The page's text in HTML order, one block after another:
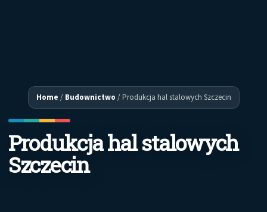
Home / Budownictwo /Produkcja hal stalowych Szczecin
Produkcja hal stalowych
Szczecin